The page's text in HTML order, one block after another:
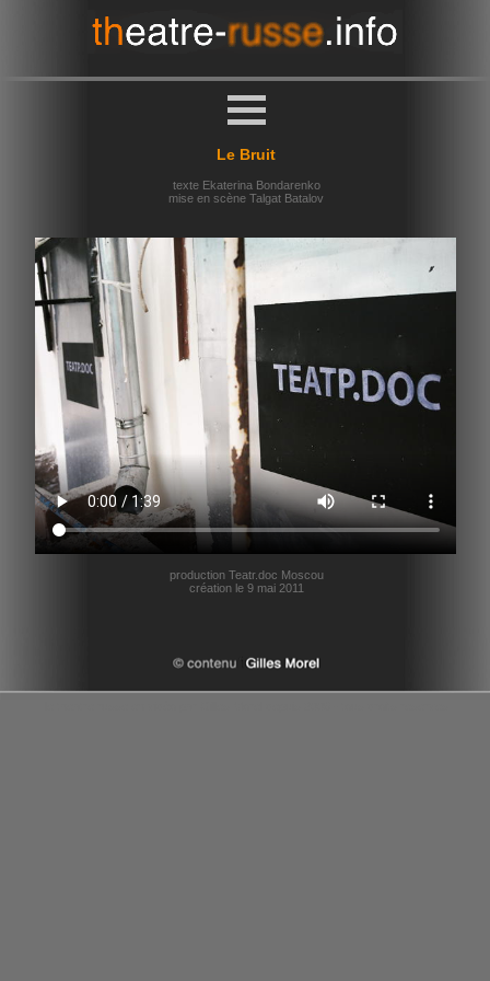
Le Bruit
texte Ekaterina Bondarenko
mise en scène Talgat Batalov
production Teatr.doc Moscou
création le 9 mai 2011